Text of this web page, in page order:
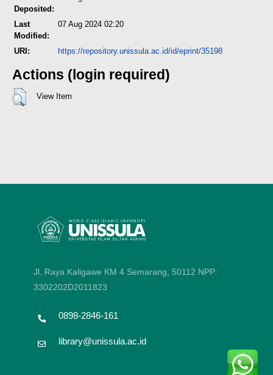
Deposited:
Last
Modified:
07 Aug 2024 02:20
URI: https://repository.unissula.ac.id/id/eprint/35198
Actions (login required)
View Item
Jl. Raya Kaligawe KM 4 Semarang, 50112 NPP:
3302202D2011823
0898-2846-161
library@unissula.ac.id